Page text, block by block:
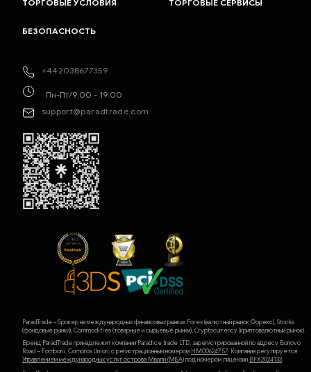
+442038677359
Пн-Пт/9:00 - 19:00
support@paradtrade.com
ТОРГОВЫЕ УСЛОВИЯ ТОРГОВЫЕ СЕРВИСЫ
БЕЗОПАСНОСТЬ
ParadTrade - брокер на международных финансовых рынках Forex (валютный рынок Форекс), Stocks
(фондовые рынки), Commodities (товарные и сырьевые рынки), Cryptocurrency (криптовалютный рынок).
Бренд ParadTrade принадлежит компании Paradice trade LTD, зарегистрированной по адресу Bonovo
Road – Fomboni, Comoros Union, с регистрационным номером HM00624757. Компания регулируется
Управлением международных услуг острова Мвали (MlSA)под номером лицензии BFX2024133.